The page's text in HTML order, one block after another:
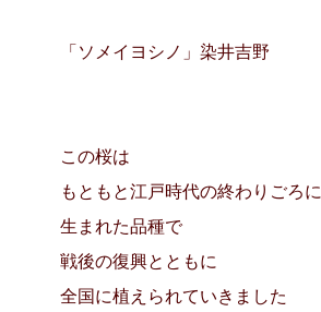
「ソメイヨシノ」染井吉野
この桜は
もともと江戸時代の終わりごろに
生まれた品種で
戦後の復興とともに
全国に植えられていきました